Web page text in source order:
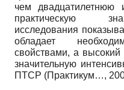
чем двадцатилетнюю
практическую
исследования
обладает
свойствами, а высокий
значительную
ПТСР (Практикум…,